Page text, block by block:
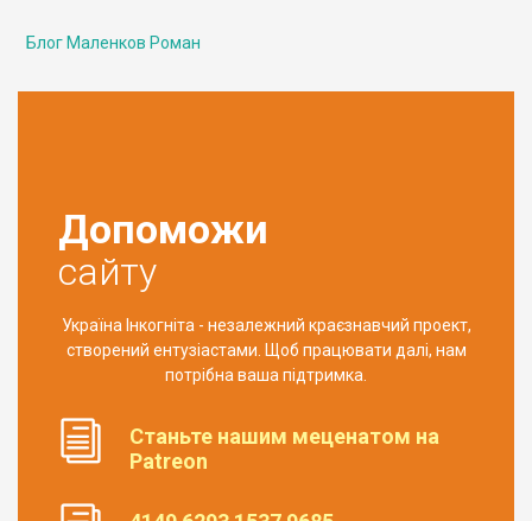
Блог Маленков Роман
Допоможи
сайту
Україна Інкогніта - незалежний краєзнавчий проект,
створений ентузіастами. Щоб працювати далі, нам
потрібна ваша підтримка.
Станьте нашим меценатом на
Patreon